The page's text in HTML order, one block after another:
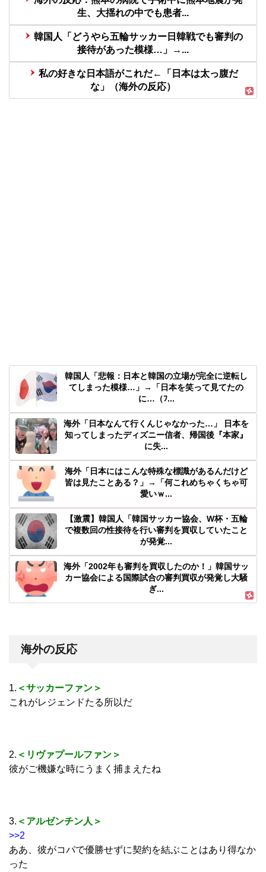
生、大揺れの中でも患者...
韓国人「どうやら五輪サッカー日韓戦でも審判の
接待があった模様…」→...
私の好きな日本語がこれだ←「日本は太っ腹だ
な」（海外の反応）
韓国人「悲報：日本と韓国の立場が完全に逆転し
てしまった模様…」→「日本を笑って見てたの
に…（ﾌ...
海外「日本なんて行くんじゃなかった…」 日本を
知ってしまったディズニー信者、帰国後『本家』
に失...
海外「日本にはこんな特殊な標識があるんだけど
皆は見たことある？」→「何これめちゃくちゃ可
愛いｗ...
【激震】韓国人「韓国サッカー協会、W杯・五輪
で複数回の性接待を行い審判を買収していたこと
が発覚...
海外「2002年も審判を買収したのか！」韓国サッ
カー協会による国際試合の審判買収が発覚し大騒
ぎ...
海外の反応
1. ＜サッカーファン＞
これがレジェンドたる所以だ
2. ＜リヴァプールファン＞
彼がご機嫌な時にうまく捕まえたね
3. ＜アルゼンチン人＞
>>2
ああ、彼がコパで優勝せずに契約を結ぶことはあり得なか
った